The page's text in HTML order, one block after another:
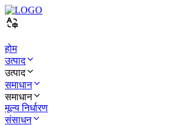
होम
उत्पाद
उत्पाद
समाधान
समाधान
मूल्य निर्धारण
संसाधन